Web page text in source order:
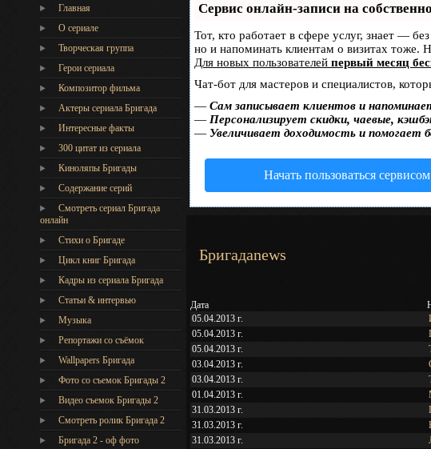
Главная
О сериале
Творческая группа
Герои сериала
Композитор фильма
Актеры сериала Бригада
Интересные факты
300 цитат из сериала
Киноляпы Бригады
Содержание серий
Смотреть сериал Бригада
онлайн
Стихи о Бригаде
Цикл книг Бригада
Кадры из сериала Бригада
Статьи & интервью
Музыка
Репортажи со съёмок
Wallpapers Бригада
Фото со съемок Бригады 2
Видео съемок Бригады 2
Cмотреть ролик Бригада 2
Бригада 2 - оф фото
Сервис онлайн-записи на
Тот, кто работает в сфере услуг, знает —
но и напоминать клиентам о визитах
Для новых пользователей первый месяц
Чат-бот для мастеров и специалистов,
— Сам записывает клиентов и
— Персонализирует скидки, чаевые,
— Увеличивает доходимость и помогает
Начать пользоваться сервисом
Бригадаnews
Дата
05.04.2013 г.
05.04.2013 г.
05.04.2013 г.
03.04.2013 г.
03.04.2013 г.
01.04.2013 г.
31.03.2013 г.
31.03.2013 г.
31.03.2013 г.